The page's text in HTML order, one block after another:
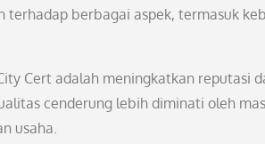
berbagai aspek, termasuk
Cert adalah meningkatkan reputasi
cenderung lebih diminati oleh
usaha.